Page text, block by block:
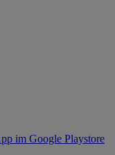
im Google Playstore